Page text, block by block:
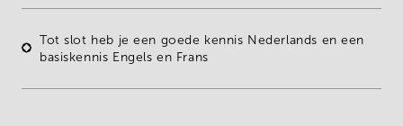
Tot slot heb je een goede kennis Nederlands en een
basiskennis Engels en Frans